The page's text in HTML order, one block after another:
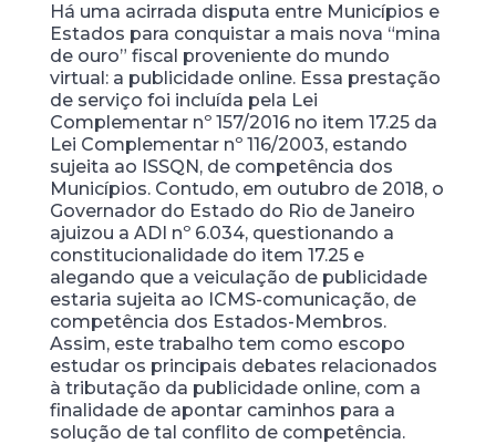
Há uma acirrada disputa entre Municípios e
Estados para conquistar a mais nova “mina
de ouro” fiscal proveniente do mundo
virtual: a publicidade online. Essa prestação
de serviço foi incluída pela Lei
Complementar nº 157/2016 no item 17.25 da
Lei Complementar nº 116/2003, estando
sujeita ao ISSQN, de competência dos
Municípios. Contudo, em outubro de 2018, o
Governador do Estado do Rio de Janeiro
ajuizou a ADI nº 6.034, questionando a
constitucionalidade do item 17.25 e
alegando que a veiculação de publicidade
estaria sujeita ao ICMS-comunicação, de
competência dos Estados-Membros.
Assim, este trabalho tem como escopo
estudar os principais debates relacionados
à tributação da publicidade online, com a
finalidade de apontar caminhos para a
solução de tal conflito de competência.